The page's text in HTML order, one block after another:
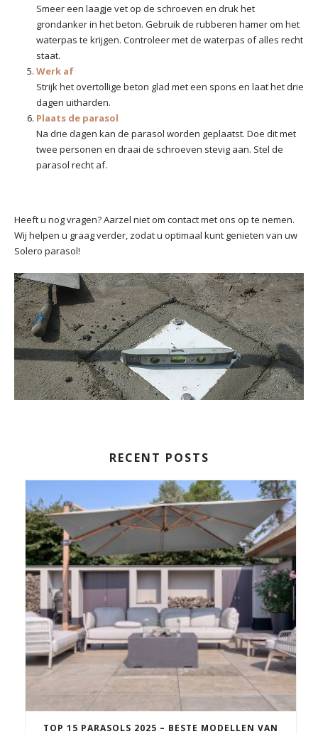
Smeer een laagje vet op de schroeven en druk het
grondanker in het beton. Gebruik de rubberen hamer om het
waterpas te krijgen. Controleer met de waterpas of alles recht
staat.
Werk af
Strijk het overtollige beton glad met een spons en laat het drie
dagen uitharden.
Plaats de parasol
Na drie dagen kan de parasol worden geplaatst. Doe dit met
twee personen en draai de schroeven stevig aan. Stel de
parasol recht af.
Heeft u nog vragen? Aarzel niet om contact met ons op te nemen.
Wij helpen u graag verder, zodat u optimaal kunt genieten van uw
Solero parasol!
RECENT POSTS
TOP 15 PARASOLS 2025 – BESTE MODELLEN VAN